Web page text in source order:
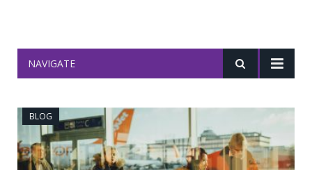
NAVIGATE
BLOG